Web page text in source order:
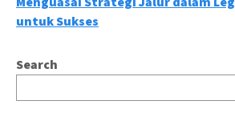
untuk Sukses
Search